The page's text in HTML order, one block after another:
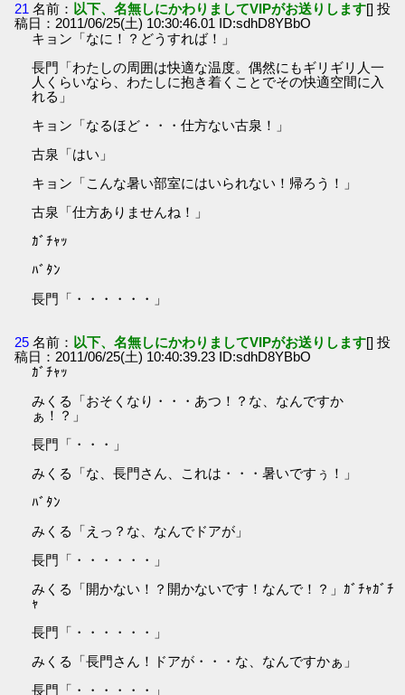
21 名前： 以下、名無しにかわりましてVIPがお送りします[] 投
稿日：2011/06/25(土) 10:30:46.01 ID:sdhD8YBbO
キョン「なに！？どうすれば！」
長門「わたしの周囲は快適な温度。偶然にもギリギリ人一
人くらいなら、わたしに抱き着くことでその快適空間に入
れる」
キョン「なるほど・・・仕方ない古泉！」
古泉「はい」
キョン「こんな暑い部室にはいられない！帰ろう！」
古泉「仕方ありませんね！」
ｶﾞﾁｬｯ
ﾊﾞﾀﾝ
長門「・・・・・・」
25 名前： 以下、名無しにかわりましてVIPがお送りします[] 投
稿日：2011/06/25(土) 10:40:39.23 ID:sdhD8YBbO
ｶﾞﾁｬｯ
みくる「おそくなり・・・あつ！？な、なんですか
ぁ！？」
長門「・・・」
みくる「な、長門さん、これは・・・暑いですぅ！」
ﾊﾞﾀﾝ
みくる「えっ？な、なんでドアが」
長門「・・・・・・」
みくる「開かない！？開かないです！なんで！？」ｶﾞﾁｬｶﾞﾁ
ｬ
長門「・・・・・・」
みくる「長門さん！ドアが・・・な、なんですかぁ」
長門「・・・・・・」